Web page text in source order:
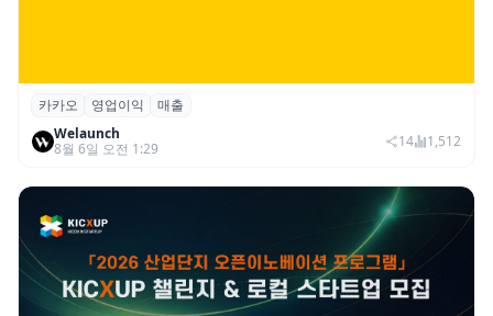
카카오, 2026년 2분기 매출 2조985억·영업
이익 2770억…역대 분기 최대
카카오 영업이익
매출
Welaunch
8월 6일 오전 1:29
14 1,512